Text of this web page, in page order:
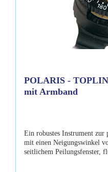
POLARIS -
mit Armband
Ein robustes Instrument zur
mit einen Neigungswinkel
seitlichem Peilungsfenster,